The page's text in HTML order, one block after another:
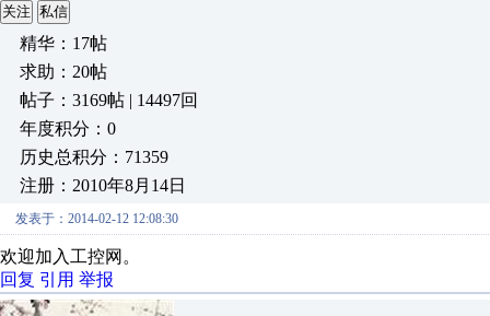
关注 私信
精华：17帖
求助：20帖
帖子：3169帖 | 14497回
年度积分：0
历史总积分：71359
注册：2010年8月14日
发表于：2014-02-12 12:08:30
欢迎加入工控网。
回复 引用 举报